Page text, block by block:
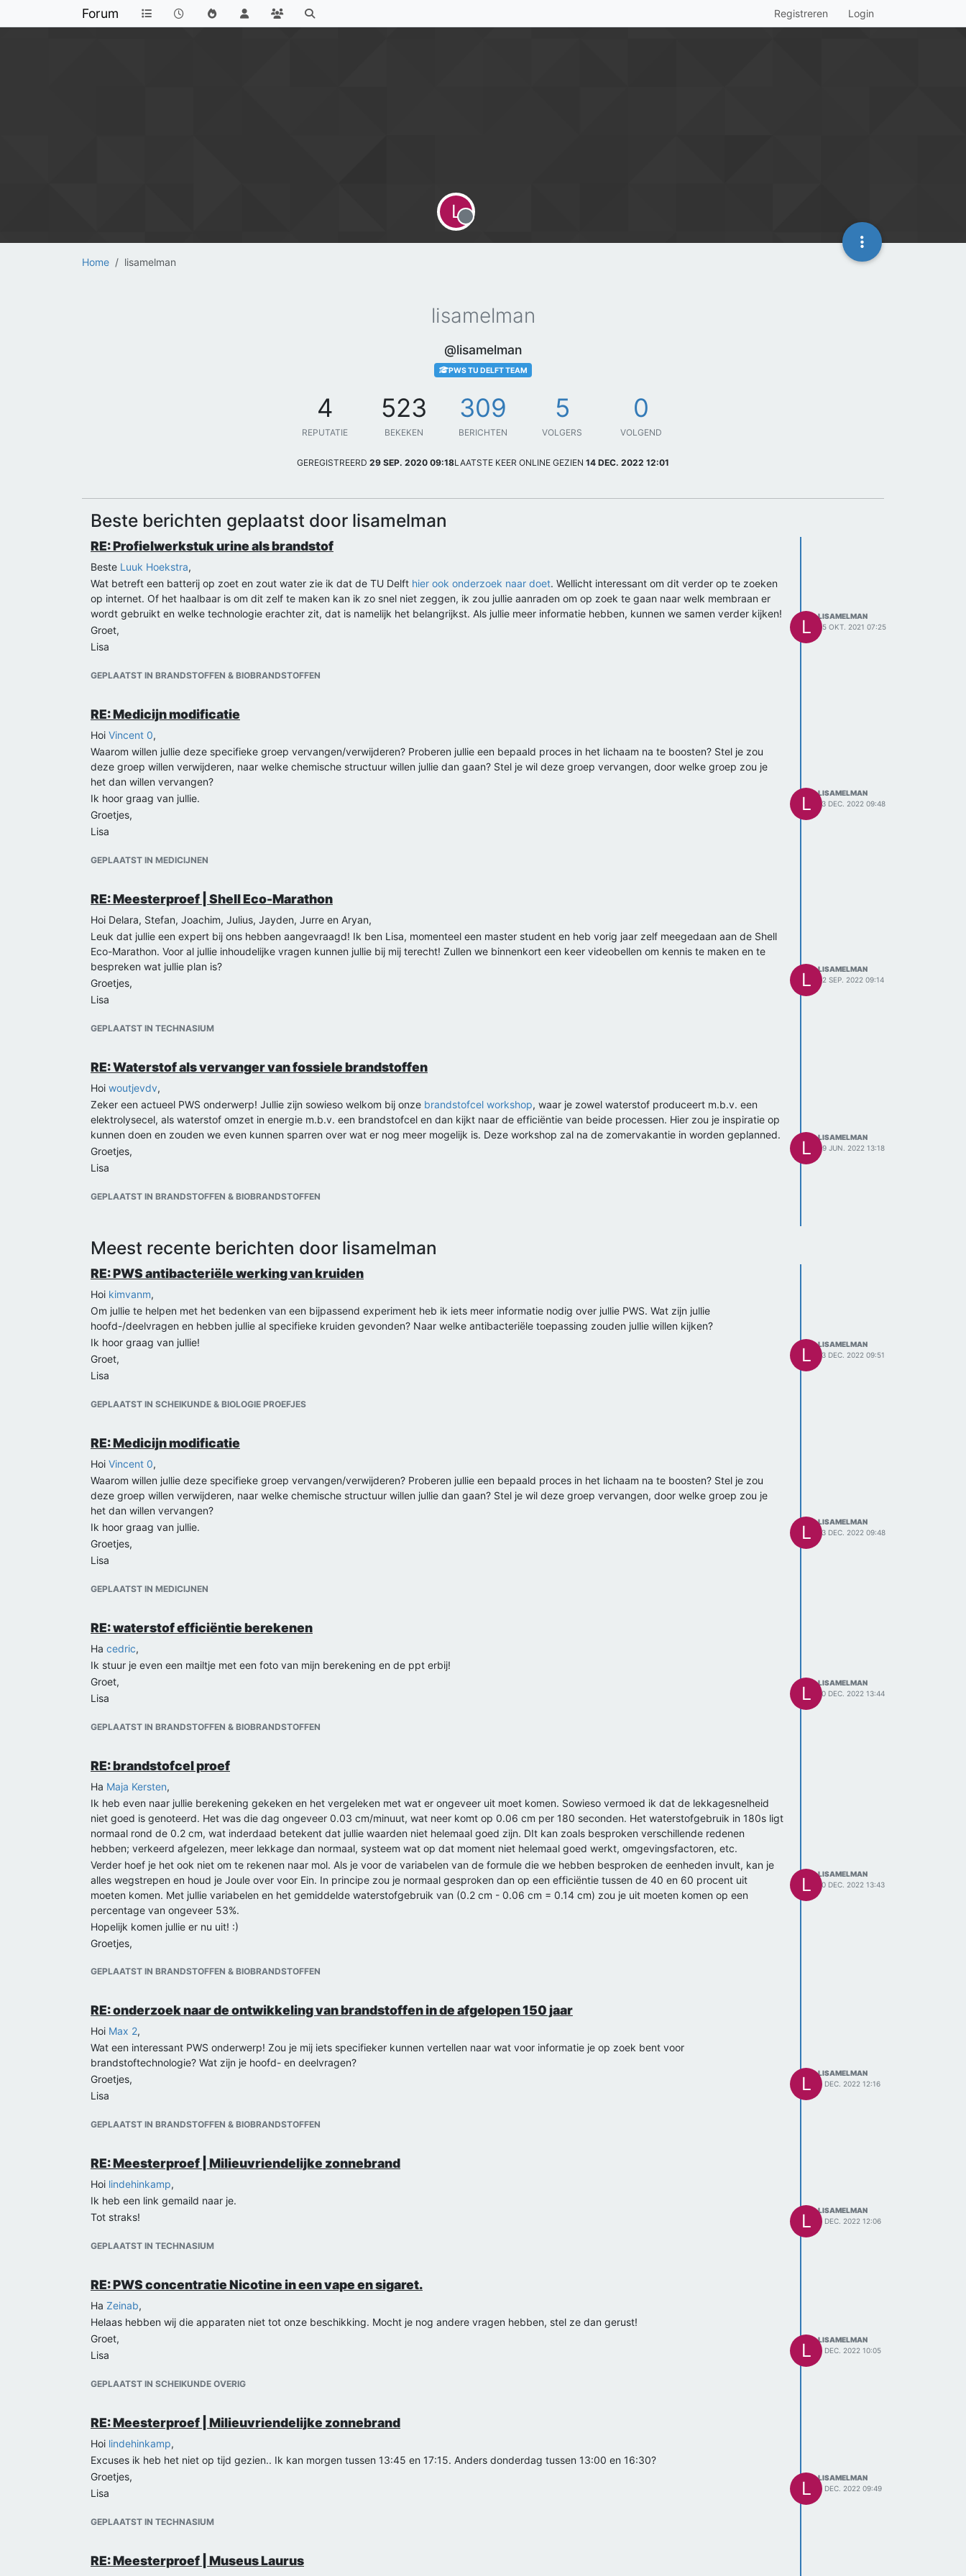
Forum Registreren Login
Home lisamelman
L
Offline
lisamelman
@lisamelman
PWS TU DELFT TEAM
4
REPUTATIE
523
BEKEKEN
309
BERICHTEN
5
VOLGERS
0
VOLGEND
GEREGISTREERD 29 SEP. 2020 09:18LAATSTE KEER ONLINE GEZIEN 14 DEC. 2022 12:01
Beste berichten geplaatst door lisamelman
RE: Profielwerkstuk urine als brandstof
Beste Luuk Hoekstra,
Wat betreft een batterij op zoet en zout water zie ik dat de TU Delft hier ook onderzoek naar doet. Wellicht interessant om dit verder op te zoeken
op internet. Of het haalbaar is om dit zelf te maken kan ik zo snel niet zeggen, ik zou jullie aanraden om op zoek te gaan naar welk membraan er
wordt gebruikt en welke technologie erachter zit, dat is namelijk het belangrijkst. Als jullie meer informatie hebben, kunnen we samen verder kijken!
Groet,
Lisa
GEPLAATST IN BRANDSTOFFEN & BIOBRANDSTOFFEN
L
LISAMELMAN
25 OKT. 2021 07:25
RE: Medicijn modificatie
Hoi Vincent 0,
Waarom willen jullie deze specifieke groep vervangen/verwijderen? Proberen jullie een bepaald proces in het lichaam na te boosten? Stel je zou
deze groep willen verwijderen, naar welke chemische structuur willen jullie dan gaan? Stel je wil deze groep vervangen, door welke groep zou je
het dan willen vervangen?
Ik hoor graag van jullie.
Groetjes,
Lisa
GEPLAATST IN MEDICIJNEN
L
LISAMELMAN
13 DEC. 2022 09:48
RE: Meesterproef | Shell Eco-Marathon
Hoi Delara, Stefan, Joachim, Julius, Jayden, Jurre en Aryan,
Leuk dat jullie een expert bij ons hebben aangevraagd! Ik ben Lisa, momenteel een master student en heb vorig jaar zelf meegedaan aan de Shell
Eco-Marathon. Voor al jullie inhoudelijke vragen kunnen jullie bij mij terecht! Zullen we binnenkort een keer videobellen om kennis te maken en te
bespreken wat jullie plan is?
Groetjes,
Lisa
GEPLAATST IN TECHNASIUM
L
LISAMELMAN
22 SEP. 2022 09:14
RE: Waterstof als vervanger van fossiele brandstoffen
Hoi woutjevdv,
Zeker een actueel PWS onderwerp! Jullie zijn sowieso welkom bij onze brandstofcel workshop, waar je zowel waterstof produceert m.b.v. een
elektrolysecel, als waterstof omzet in energie m.b.v. een brandstofcel en dan kijkt naar de efficiëntie van beide processen. Hier zou je inspiratie op
kunnen doen en zouden we even kunnen sparren over wat er nog meer mogelijk is. Deze workshop zal na de zomervakantie in worden geplanned.
Groetjes,
Lisa
GEPLAATST IN BRANDSTOFFEN & BIOBRANDSTOFFEN
L
LISAMELMAN
29 JUN. 2022 13:18
Meest recente berichten door lisamelman
RE: PWS antibacteriële werking van kruiden
Hoi kimvanm,
Om jullie te helpen met het bedenken van een bijpassend experiment heb ik iets meer informatie nodig over jullie PWS. Wat zijn jullie
hoofd-/deelvragen en hebben jullie al specifieke kruiden gevonden? Naar welke antibacteriële toepassing zouden jullie willen kijken?
Ik hoor graag van jullie!
Groet,
Lisa
GEPLAATST IN SCHEIKUNDE & BIOLOGIE PROEFJES
L
LISAMELMAN
13 DEC. 2022 09:51
RE: Medicijn modificatie
Hoi Vincent 0,
Waarom willen jullie deze specifieke groep vervangen/verwijderen? Proberen jullie een bepaald proces in het lichaam na te boosten? Stel je zou
deze groep willen verwijderen, naar welke chemische structuur willen jullie dan gaan? Stel je wil deze groep vervangen, door welke groep zou je
het dan willen vervangen?
Ik hoor graag van jullie.
Groetjes,
Lisa
GEPLAATST IN MEDICIJNEN
L
LISAMELMAN
13 DEC. 2022 09:48
RE: waterstof efficiëntie berekenen
Ha cedric,
Ik stuur je even een mailtje met een foto van mijn berekening en de ppt erbij!
Groet,
Lisa
GEPLAATST IN BRANDSTOFFEN & BIOBRANDSTOFFEN
L
LISAMELMAN
10 DEC. 2022 13:44
RE: brandstofcel proef
Ha Maja Kersten,
Ik heb even naar jullie berekening gekeken en het vergeleken met wat er ongeveer uit moet komen. Sowieso vermoed ik dat de lekkagesnelheid
niet goed is genoteerd. Het was die dag ongeveer 0.03 cm/minuut, wat neer komt op 0.06 cm per 180 seconden. Het waterstofgebruik in 180s ligt
normaal rond de 0.2 cm, wat inderdaad betekent dat jullie waarden niet helemaal goed zijn. DIt kan zoals besproken verschillende redenen
hebben; verkeerd afgelezen, meer lekkage dan normaal, systeem wat op dat moment niet helemaal goed werkt, omgevingsfactoren, etc.
Verder hoef je het ook niet om te rekenen naar mol. Als je voor de variabelen van de formule die we hebben besproken de eenheden invult, kan je
alles wegstrepen en houd je Joule over voor Ein. In principe zou je normaal gesproken dan op een efficiëntie tussen de 40 en 60 procent uit
moeten komen. Met jullie variabelen en het gemiddelde waterstofgebruik van (0.2 cm - 0.06 cm = 0.14 cm) zou je uit moeten komen op een
percentage van ongeveer 53%.
Hopelijk komen jullie er nu uit! :)
Groetjes,
GEPLAATST IN BRANDSTOFFEN & BIOBRANDSTOFFEN
L
LISAMELMAN
10 DEC. 2022 13:43
RE: onderzoek naar de ontwikkeling van brandstoffen in de afgelopen 150 jaar
Hoi Max 2,
Wat een interessant PWS onderwerp! Zou je mij iets specifieker kunnen vertellen naar wat voor informatie je op zoek bent voor
brandstoftechnologie? Wat zijn je hoofd- en deelvragen?
Groetjes,
Lisa
GEPLAATST IN BRANDSTOFFEN & BIOBRANDSTOFFEN
L
LISAMELMAN
8 DEC. 2022 12:16
RE: Meesterproef | Milieuvriendelijke zonnebrand
Hoi lindehinkamp,
Ik heb een link gemaild naar je.
Tot straks!
GEPLAATST IN TECHNASIUM
L
LISAMELMAN
8 DEC. 2022 12:06
RE: PWS concentratie Nicotine in een vape en sigaret.
Ha Zeinab,
Helaas hebben wij die apparaten niet tot onze beschikking. Mocht je nog andere vragen hebben, stel ze dan gerust!
Groet,
Lisa
GEPLAATST IN SCHEIKUNDE OVERIG
L
LISAMELMAN
6 DEC. 2022 10:05
RE: Meesterproef | Milieuvriendelijke zonnebrand
Hoi lindehinkamp,
Excuses ik heb het niet op tijd gezien.. Ik kan morgen tussen 13:45 en 17:15. Anders donderdag tussen 13:00 en 16:30?
Groetjes,
Lisa
GEPLAATST IN TECHNASIUM
L
LISAMELMAN
6 DEC. 2022 09:49
RE: Meesterproef | Museus Laurus